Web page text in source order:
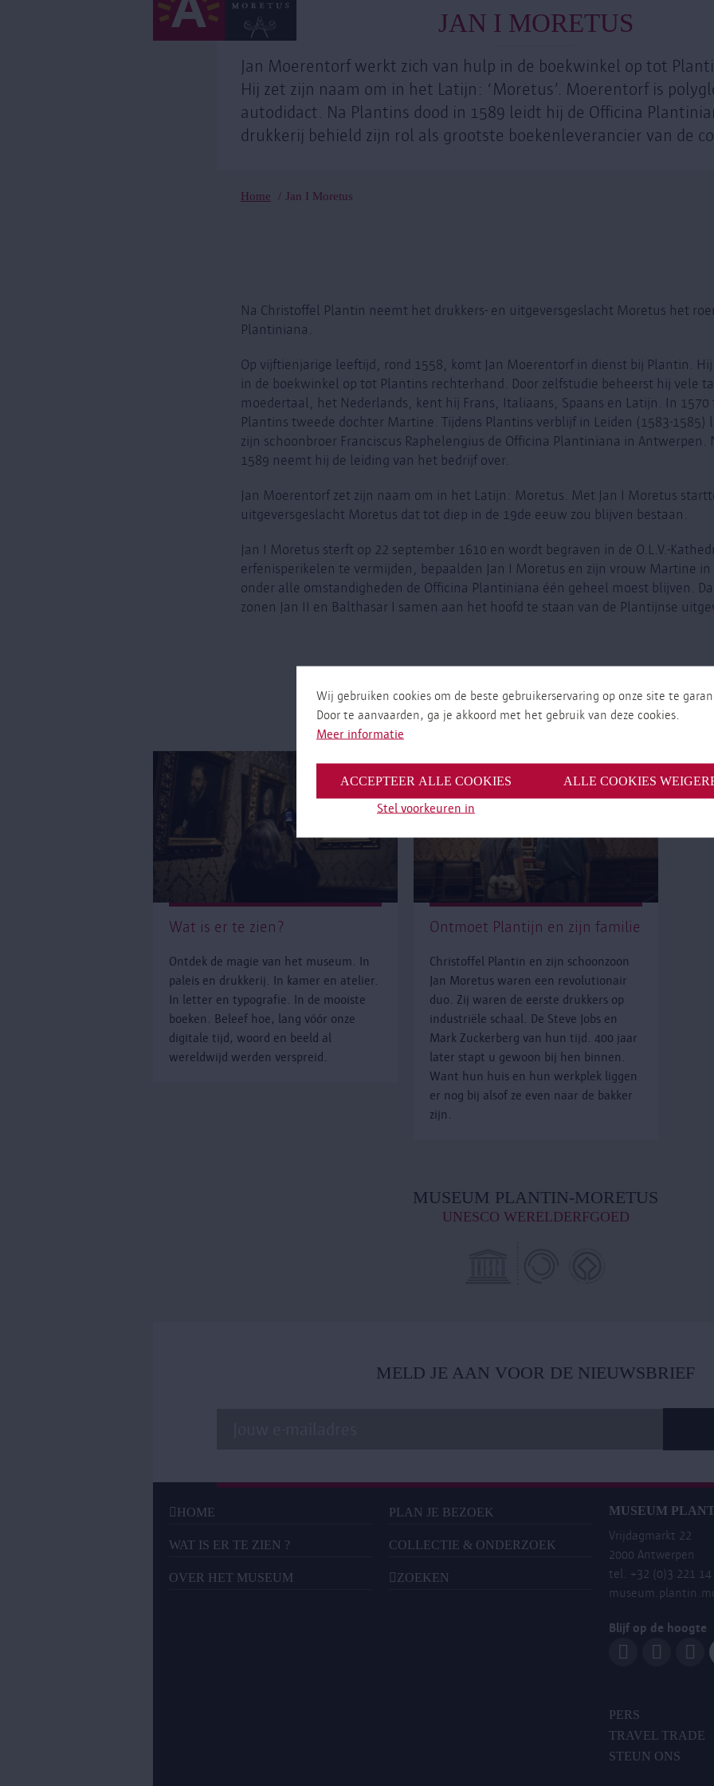
Wij gebruiken cookies om de beste gebruikerservaring op onze site te
Door te aanvaarden, ga je akkoord met het gebruik van deze cookies.
Meer informatie
ACCEPTEER ALLE COOKIES
ALLE COOKIES
Stel voorkeuren in
JAN I MORETUS
Jan Moerentorf werkt zich van hulp in de boekwinkel op tot
Hij zet zijn naam om in het Latijn: ‘Moretus’. Moerentorf is
autodidact. Na Plantins dood in 1589 leidt hij de Officina
drukkerij behield zijn rol als grootste boekenleverancier van de
Home Jan I Moretus
Na Christoffel Plantin neemt het drukkers- en uitgeversgeslacht Moretus het
Plantiniana.
Op vijftienjarige leeftijd, rond 1558, komt Jan Moerentorf in dienst bij Plantin.
in de boekwinkel op tot Plantins rechterhand. Door zelfstudie beheerst hij vele
moedertaal, het Nederlands, kent hij Frans, Italiaans, Spaans en Latijn. In
Plantins tweede dochter Martine. Tijdens Plantins verblijf in Leiden (1583-1585)
zijn schoonbroer Franciscus Raphelengius de Officina Plantiniana in Antwerpen.
1589 neemt hij de leiding van het bedrijf over.
Jan Moerentorf zet zijn naam om in het Latijn: Moretus. Met Jan I Moretus
uitgeversgeslacht Moretus dat tot diep in de 19de eeuw zou blijven bestaan.
Jan I Moretus sterft op 22 september 1610 en wordt begraven in de O.L.V.-
erfenisperikelen te vermijden, bepaalden Jan I Moretus en zijn vrouw Martine
onder alle omstandigheden de Officina Plantiniana één geheel moest blijven.
zonen Jan II en Balthasar I samen aan het hoofd te staan van de Plantijnse
GERELATEERD
Wat is er te zien?
Ontdek de magie van het museum. In
paleis en drukkerij. In kamer en atelier.
In letter en typografie. In de mooiste
boeken. Beleef hoe, lang vóór onze
digitale tijd, woord en beeld al
wereldwijd werden verspreid.
Ontmoet Plantijn en zijn familie
Christoffel Plantin en zijn schoonzoon
Jan Moretus waren een revolutionair
duo. Zij waren de eerste drukkers op
industriële schaal. De Steve Jobs en
Mark Zuckerberg van hun tijd. 400 jaar
later stapt u gewoon bij hen binnen.
Want hun huis en hun werkplek liggen
er nog bij alsof ze even naar de bakker
zijn.
MUSEUM PLANTIN-MORETUS
UNESCO WERELDERFGOED
MELD JE AAN VOOR DE NIEUWSBRIEF
HOME PLAN JE BEZOEK
WAT IS ER TE ZIEN ? COLLECTIE & ONDERZOEK
OVER HET MUSEUM ZOEKEN
MUSEUM
Vrijdagmarkt 22
2000 Antwerpen
tel. +32 (0)3 221 14
Blijf op de hoogte
PERS
TRAVEL TRADE
STEUN ONS